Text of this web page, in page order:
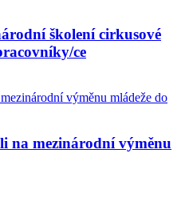
školení cirkusové
ce
na mezinárodní výměnu